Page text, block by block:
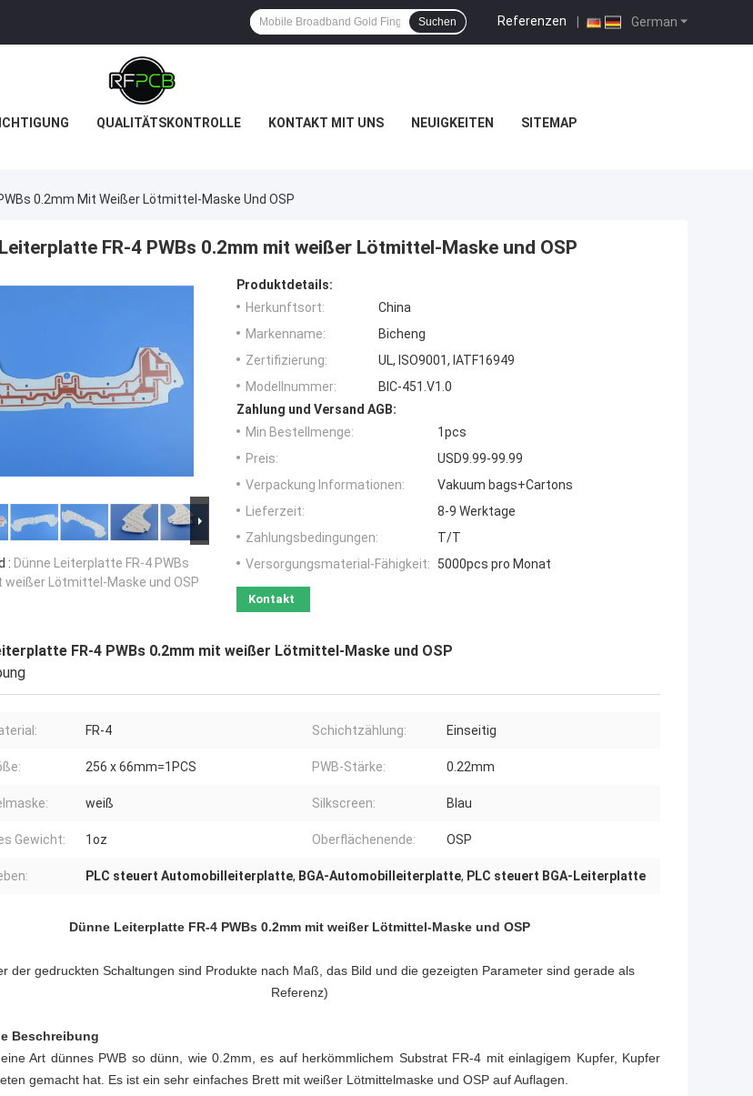
German
Referenzen |
Suchen
QUALITÄTSKONTROLLE KONTAKT MIT UNS NEUIGKEITEN SITEMAP
0.2mm Mit Weißer Lötmittel-Maske Und OSP
FR-4 PWBs 0.2mm mit weißer Lötmittel-Maske und OSP
: Dünne Leiterplatte FR-4 PWBs
weißer Lötmittel-Maske und OSP
Produktdetails:
Herkunftsort:
China
Markenname:
Bicheng
Zertifizierung:
UL, ISO9001, IATF16949
Modellnummer:
BIC-451.V1.0
Zahlung und Versand AGB:
Min Bestellmenge:
1pcs
Preis:
USD9.99-99.99
Verpackung Informationen:
Vakuum bags+Cartons
Lieferzeit:
8-9 Werktage
Zahlungsbedingungen:
T/T
Versorgungsmaterial-Fähigkeit:
5000pcs pro Monat
Kontakt
FR-4 PWBs 0.2mm mit weißer Lötmittel-Maske und OSP
FR-4 Schichtzählung: Einseitig
256 x 66mm=1PCS PWB-Stärke: 0.22mm
weiß Silkscreen: Blau
Gewicht: 1oz Oberflächenende: OSP
PLC steuert Automobilleiterplatte, BGA-Automobilleiterplatte, PLC steuert BGA-Leiterplatte
Dünne Leiterplatte FR-4 PWBs 0.2mm mit weißer Lötmittel-Maske und OSP
der gedruckten Schaltungen sind Produkte nach Maß, das Bild und die gezeigten Parameter sind gerade als
Referenz)
Beschreibung
Art dünnes PWB so dünn, wie 0.2mm, es auf herkömmlichem Substrat FR-4 mit einlagigem Kupfer, Kupfer
gemacht hat. Es ist ein sehr einfaches Brett mit weißer Lötmittelmaske und OSP auf Auflagen.